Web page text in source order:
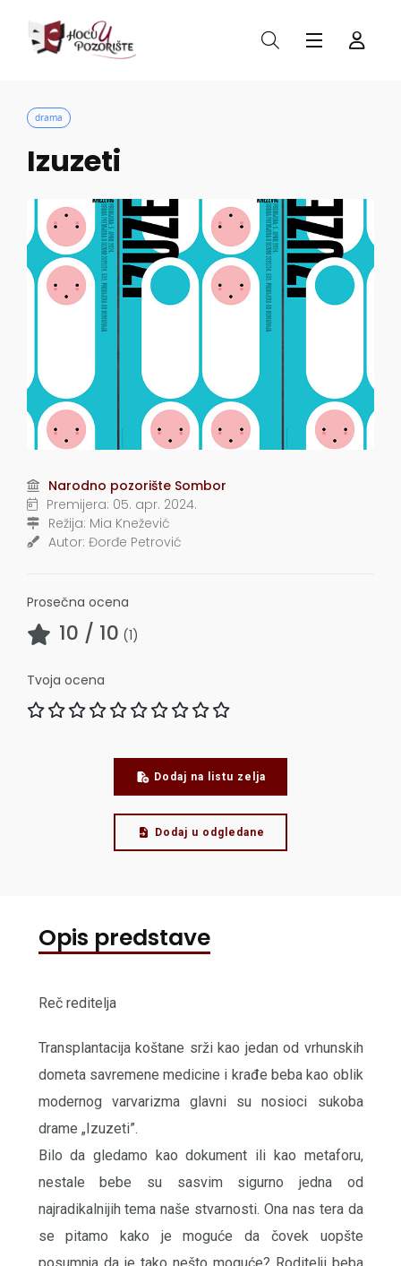
drama
Izuzeti
Narodno pozorište Sombor
Premijera: 05. apr. 2024.
Režija: Mia Knežević
Autor: Đorđe Petrović
Prosečna ocena
10 / 10 (1)
Tvoja ocena
Dodaj na listu zelja
Dodaj u odgledane
Opis predstave
Reč reditelja
Transplantacija koštane srži kao jedan od vrhunskih
dometa savremene medicine i krađe beba kao oblik
modernog varvarizma glavni su nosioci sukoba
drame „Izuzeti”.
Bilo da gledamo kao dokument ili kao metaforu,
nestale bebe su sasvim sigurno jedna od
najradikalnijih tema naše stvarnosti. Ona nas tera da
se pitamo kako je moguće da čovek uopšte